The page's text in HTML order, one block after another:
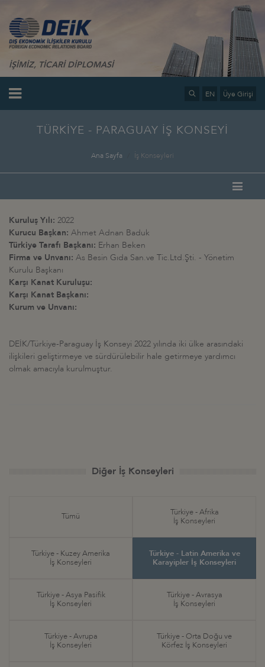
İŞİMİZ, TİCARİ DİPLOMASİ
EN Üye Girişi
TÜRKİYE - PARAGUAY İŞ KONSEYİ
Ana Sayfa İş Konseyleri
Kuruluş Yılı: 2022
Kurucu Başkan: Ahmet Adnan Baduk
Türkiye Tarafı Başkanı: Erhan Beken
Firma ve Unvanı: As Besin Gıda San.ve Tic.Ltd.Şti. - Yönetim
Kurulu Başkanı
Karşı Kanat Kuruluşu:
Karşı Kanat Başkanı:
Kurum ve Unvanı:
DEİK/Türkiye-Paraguay İş Konseyi 2022 yılında iki ülke arasındaki
ilişkileri geliştirmeye ve sürdürülebilir hale getirmeye yardımcı
olmak amacıyla kurulmuştur.
Diğer İş Konseyleri
Tümü
Türkiye - Afrika
İş Konseyleri
Türkiye - Kuzey Amerika
İş Konseyleri
Türkiye - Latin Amerika ve
Karayipler İş Konseyleri
Türkiye - Asya Pasifik
İş Konseyleri
Türkiye - Avrasya
İş Konseyleri
Türkiye - Avrupa
İş Konseyleri
Türkiye - Orta Doğu ve
Körfez İş Konseyleri